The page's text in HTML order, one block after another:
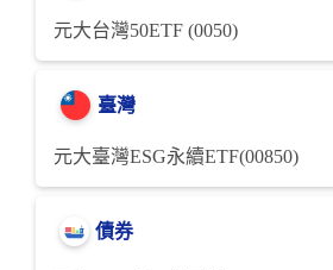
元大台灣50ETF (0050)
臺灣
元大臺灣ESG永續ETF(00850)
債券